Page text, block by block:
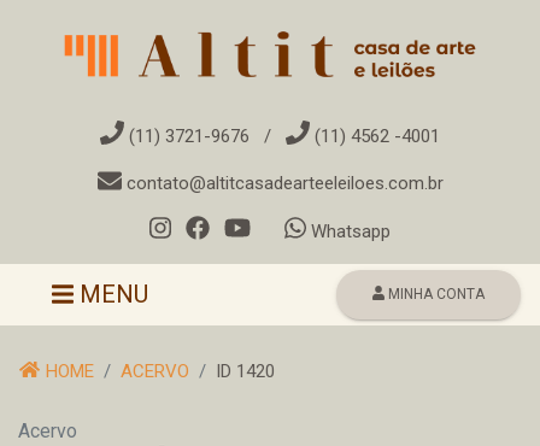
(11) 3721-9676 / (11) 4562 -4001
contato@altitcasadearteeleiloes.com.br
Whatsapp
Toggle navigation
MENU MINHA CONTA
HOME ACERVO ID 1420
Acervo